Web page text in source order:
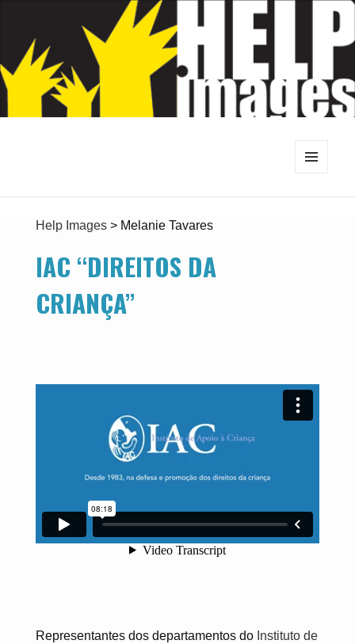
Help Images> Melanie Tavares
IAC “DIREITOS DA
CRIANÇA”
Representantes dos departamentos do Instituto de